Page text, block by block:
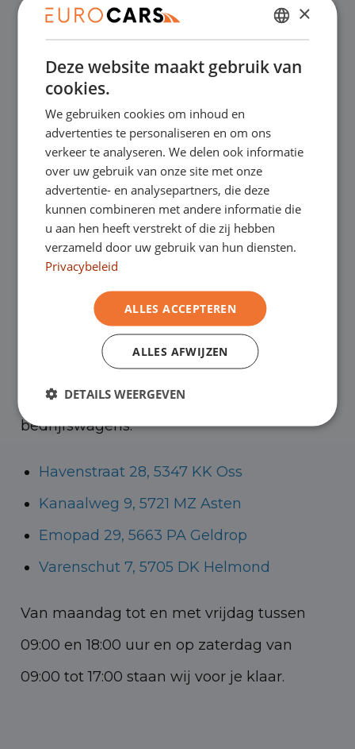
Online kopen, niet goed geld terug
Financial lease – Soepele acceptatie
Gratis thuisbezorgd bij online aankoop
Onze showrooms
Je bent van harte welkom in een van onze
showrooms om de occasions te bekijken –
en natuurlijk voor een lekkere kop koffie!
kunt in Asten terecht voor onze
bedrijfswagens en in Oss, Geldrop en
Helmond voor zowel personenauto’s als
bedrijfswagens.
Havenstraat 28, 5347 KK Oss
Kanaalweg 9, 5721 MZ Asten
Emopad 29, 5663 PA Geldrop
Varenschut 7, 5705 DK Helmond
Van maandag tot en met vrijdag tussen
09:00 en 18:00 uur en op zaterdag van
09:00 tot 17:00 staan wij voor je klaar.
DUTCH
ENGLISH
×
Deze website maakt gebruik van
cookies.
We gebruiken cookies om inhoud en
advertenties te personaliseren en om ons
verkeer te analyseren. We delen ook informatie
over uw gebruik van onze site met onze
advertentie- en analysepartners, die deze
kunnen combineren met andere informatie die
u aan hen heeft verstrekt of die zij hebben
verzameld door uw gebruik van hun diensten.
Privacybeleid
ALLES ACCEPTEREN
ALLES AFWIJZEN
DETAILS WEERGEVEN